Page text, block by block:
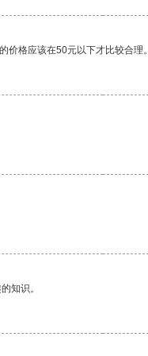
格应该在50元以下才比较合理。
知识。